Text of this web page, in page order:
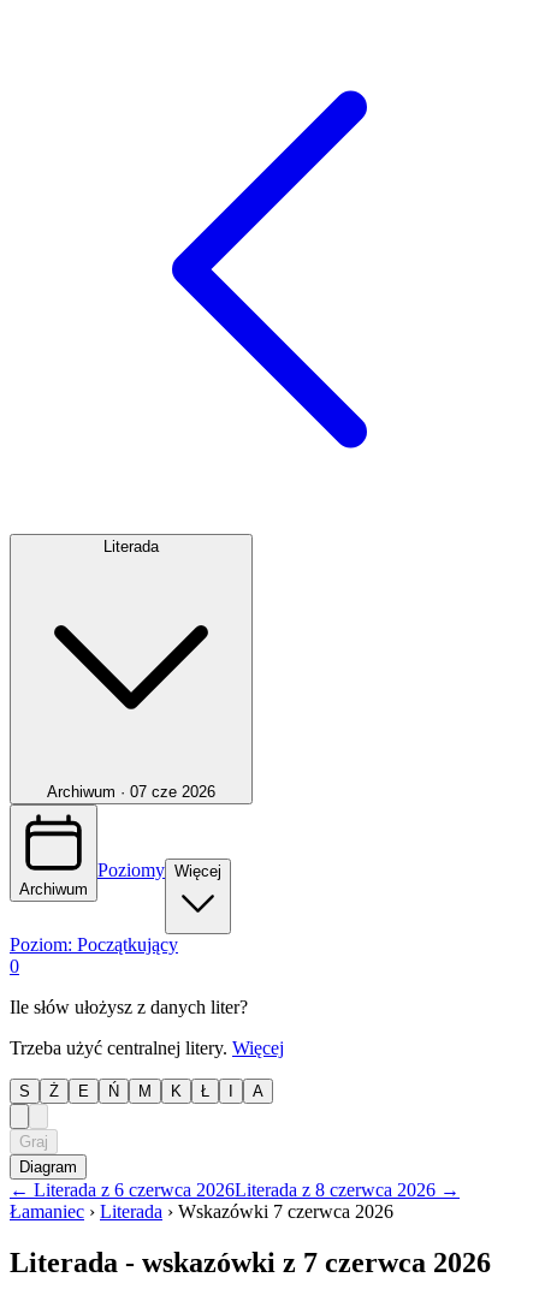
Literada
Archiwum · 07 cze 2026
Archiwum
Poziomy Więcej
Poziom: Początkujący
0
Ile słów ułożysz z danych liter?
Trzeba użyć centralnej litery. Więcej
S Ż E Ń M K Ł A
Graj
Diagram
← Literada z 6 czerwca 2026Literada z 8 czerwca 2026 →
Łamaniec › Literada › Wskazówki 7 czerwca 2026
Literada - wskazówki z 7 czerwca 2026